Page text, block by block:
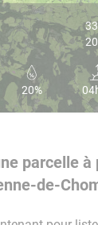
20%
parcelle
de-